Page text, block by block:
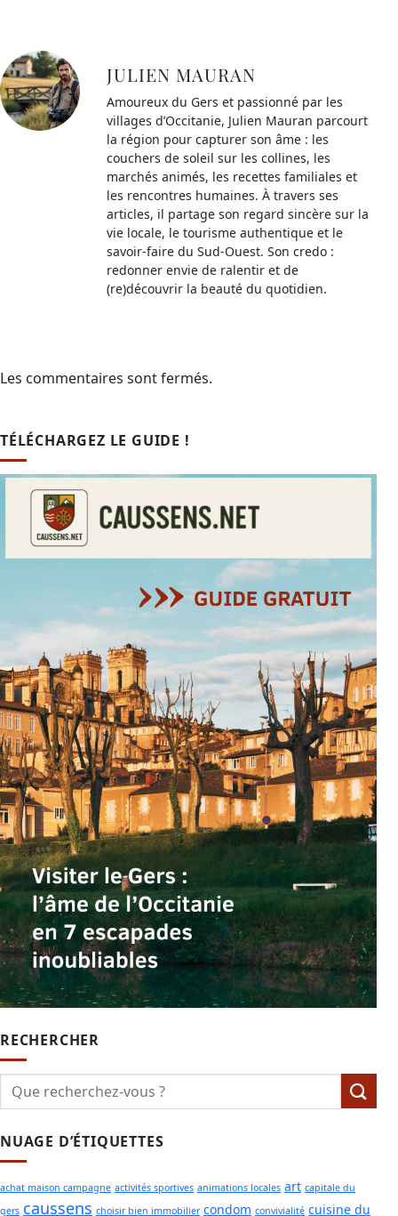
JULIEN MAURAN
Amoureux du Gers et passionné par les
villages d’Occitanie, Julien Mauran parcourt
la région pour capturer son âme : les
couchers de soleil sur les collines, les
marchés animés, les recettes familiales et
les rencontres humaines. À travers ses
articles, il partage son regard sincère sur la
vie locale, le tourisme authentique et le
savoir-faire du Sud-Ouest. Son credo :
redonner envie de ralentir et de
(re)découvrir la beauté du quotidien.
Les commentaires sont fermés.
TÉLÉCHARGEZ LE GUIDE !
RECHERCHER
NUAGE D’ÉTIQUETTES
achat maison campagne activités sportives animations locales art capitale du
gers caussens choisir bien immobilier condom convivialité cuisine du